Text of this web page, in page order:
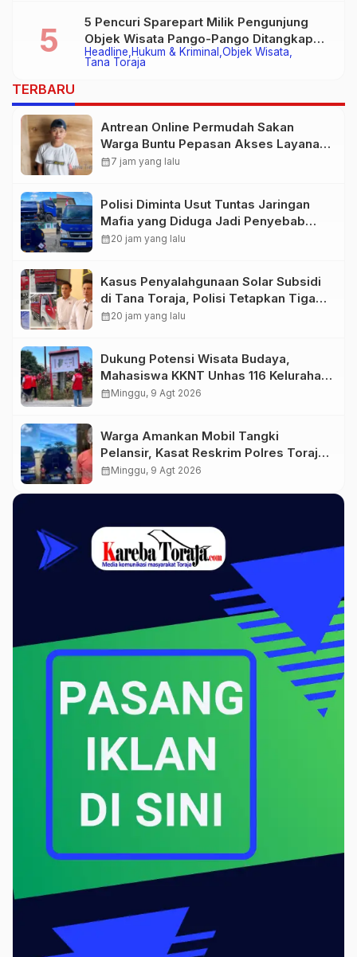
Headline Hukum & Kriminal Objek Wisata
Tana Toraja
5 Pencuri Sparepart Milik Pengunjung
Objek Wisata Pango-Pango Ditangkap
Polisi
TERBARU
Antrean Online Permudah Sakan
Warga Buntu Pepasan Akses Layanan
Kesehatan Tanpa Hambatan
calendar_month7 jam yang lalu
Polisi Diminta Usut Tuntas Jaringan
Mafia yang Diduga Jadi Penyebab
Kelangkaan BBM di Toraja
calendar_month20 jam yang lalu
Kasus Penyalahgunaan Solar Subsidi
di Tana Toraja, Polisi Tetapkan Tiga
Tersangka Baru
calendar_month20 jam yang lalu
Dukung Potensi Wisata Budaya,
Mahasiswa KKNT Unhas 116 Kelurahan
Nonongan Utara Pasang Papan
calendar_monthMinggu, 9 Agt 2026
Warga Amankan Mobil Tangki
Pelansir, Kasat Reskrim Polres Toraja
Utara: Proses Hukum Berjalan
calendar_monthMinggu, 9 Agt 2026